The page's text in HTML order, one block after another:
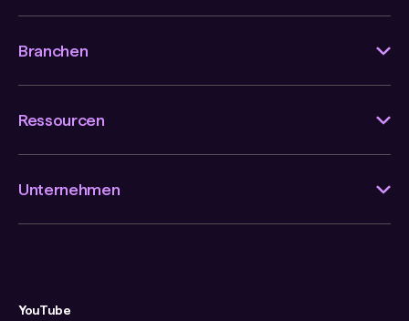
Branchen
Ressourcen
Unternehmen
YouTube